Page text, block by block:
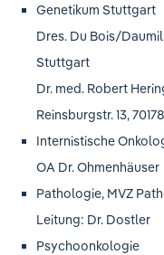
Genetikum Stuttgart
Dres. Du Bois/
Stuttgart
Dr. med. Robert
Reinsburgstr. 13,
Internistische
OA Dr. Ohmenhäuser
Pathologie, MVZ
Leitung: Dr. Dostler
Psychoonkologie